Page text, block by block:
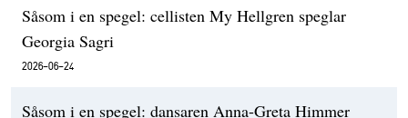
Såsom i en spegel: cellisten My Hellgren speglar
Georgia Sagri
2026-06-24
Såsom i en spegel: dansaren Anna-Greta Himmer